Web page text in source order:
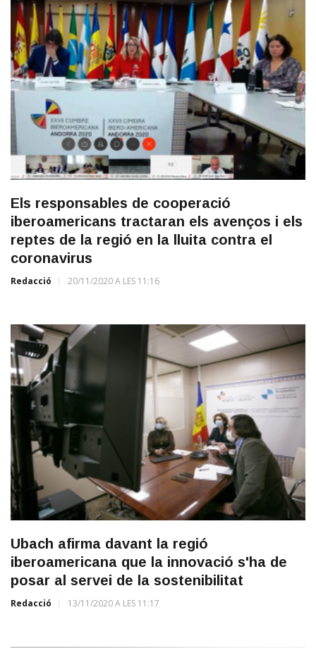
Els responsables de cooperació
iberoamericans tractaran els avenços i els
reptes de la regió en la lluita contra el
coronavirus
Redacció 20/11/2020 A LES 11:16
Ubach afirma davant la regió
iberoamericana que la innovació s'ha de
posar al servei de la sostenibilitat
Redacció 13/11/2020 A LES 11:17